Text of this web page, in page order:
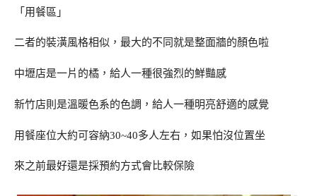
「用餐區」
二者的裝潢風格相似，最大的不同就是整面牆的顏色啦
中壢店是一片的橘，給人一種很強烈的鮮豔感
新竹店則是溫暖色系的色調，給人一種明亮舒適的感覺
用餐座位大約可容納30~40多人左右，如果怕沒位置坐
來之前最好還是採預約方式會比較保險